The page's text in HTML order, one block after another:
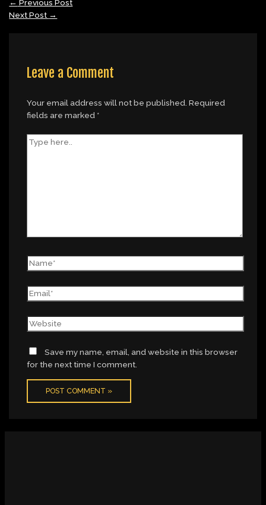
← Previous Post
Next Post →
Leave a Comment
Your email address will not be published. Required
fields are marked *
Save my name, email, and website in this browser
for the next time I comment.